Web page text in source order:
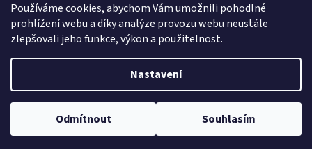
Používáme cookies, abychom Vám umožnili pohodlné
prohlížení webu a díky analýze provozu webu neustále
zlepšovali jeho funkce, výkon a použitelnost.
Nastavení
Odmítnout Souhlasím
💎 Staňte se členkou našeho VIP klubu! Registrujte se, sčítáme vám
Vytvořil Shoptet
Copyright 2026zavodnice.cz. Všechna práva vyhrazena.Upravit